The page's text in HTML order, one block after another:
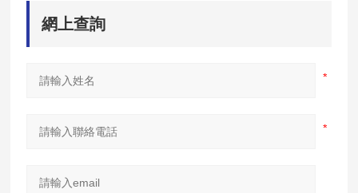
網上查詢